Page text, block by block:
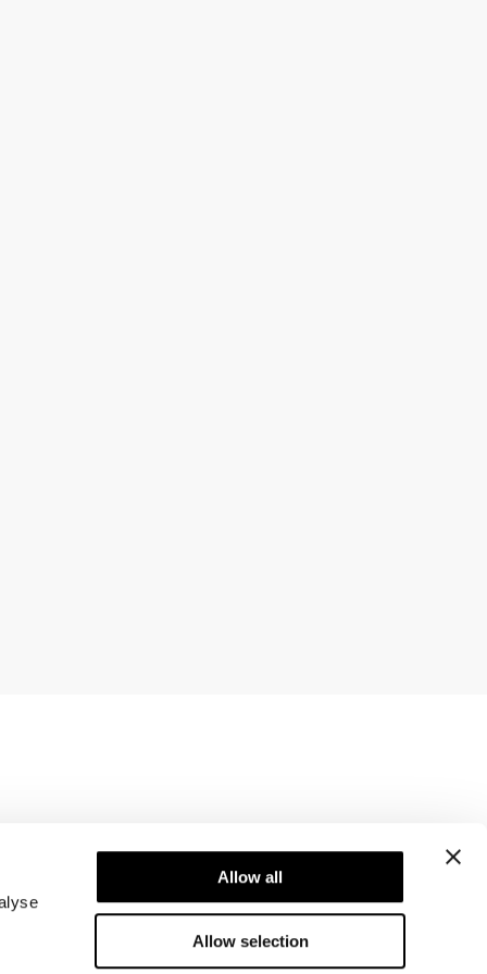
Allow all
Allow selection
Newsletter
Abonner på vores nyhedsbrev! Få eksklusive
tilbud, vores seneste nyheder og meget mere.